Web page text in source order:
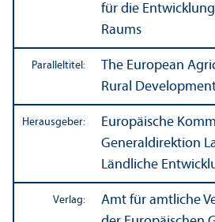
für die
Raums
Paralleltitel:
The European
Rural
Herausgeber:
Europäische
Generaldirektion
Ländliche
Verlag:
Amt für amtliche